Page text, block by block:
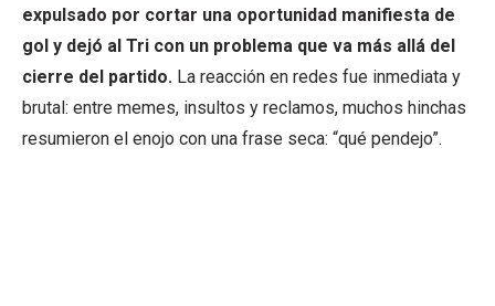
expulsado por cortar una oportunidad manifiesta de
gol y dejó al Tri con un problema que va más allá del
cierre del partido. La reacción en redes fue inmediata y
brutal: entre memes, insultos y reclamos, muchos hinchas
resumieron el enojo con una frase seca: “qué pendejo”.